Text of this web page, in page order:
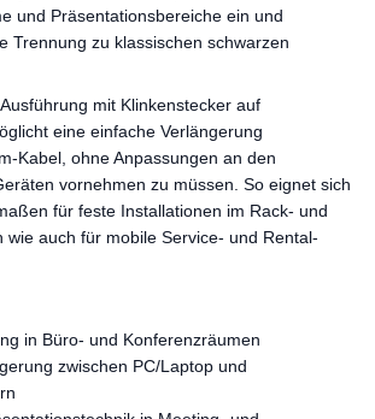
und Präsentationsbereiche ein und
Trennung zu klassischen schwarzen
mit Klinkenstecker auf
eine einfache Verlängerung
Kabel, ohne Anpassungen an den
vornehmen zu müssen. So eignet sich
für feste Installationen im Rack- und
wie auch für mobile Service- und Rental-
in Büro- und Konferenzräumen
zwischen PC/Laptop und